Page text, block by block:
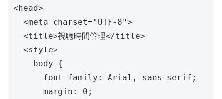
<head>
  <meta charset="UTF-8">
  <title>視聴時間管理</title>
  <style>
    body {
      font-family: Arial, sans-serif;
      margin: 0;